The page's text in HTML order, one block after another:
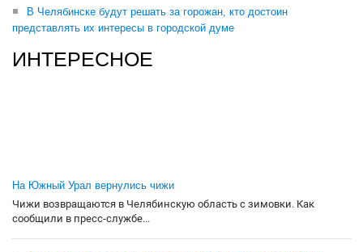
В Челябинске будут решать за горожан, кто достоин
представлять их интересы в городской думе
ИНТЕРЕСНОЕ
На Южный Урал вернулись чижи
Чижи возвращаются в Челябинскую область с зимовки. Как
сообщили в пресс-службе...